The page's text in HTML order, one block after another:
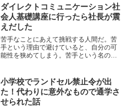
島に住み始めた理由は単純だった。江ノ
島、江ノ島の猫、海を見るこ...
ダイレクトコミュニケーション社
会人基礎講座に行ったら社長が震
えだした
苦手なことにあえて挑戦する人間だ。苦
手という理由で避けていると、自分の可
能性を狭めてしまう。苦手という名の大
んな人間になるのか。絶対登れないと言
われている山に挑戦する登...
小学校でランドセル禁止令が出
た！代わりに意外なもので通学さ
せられた話